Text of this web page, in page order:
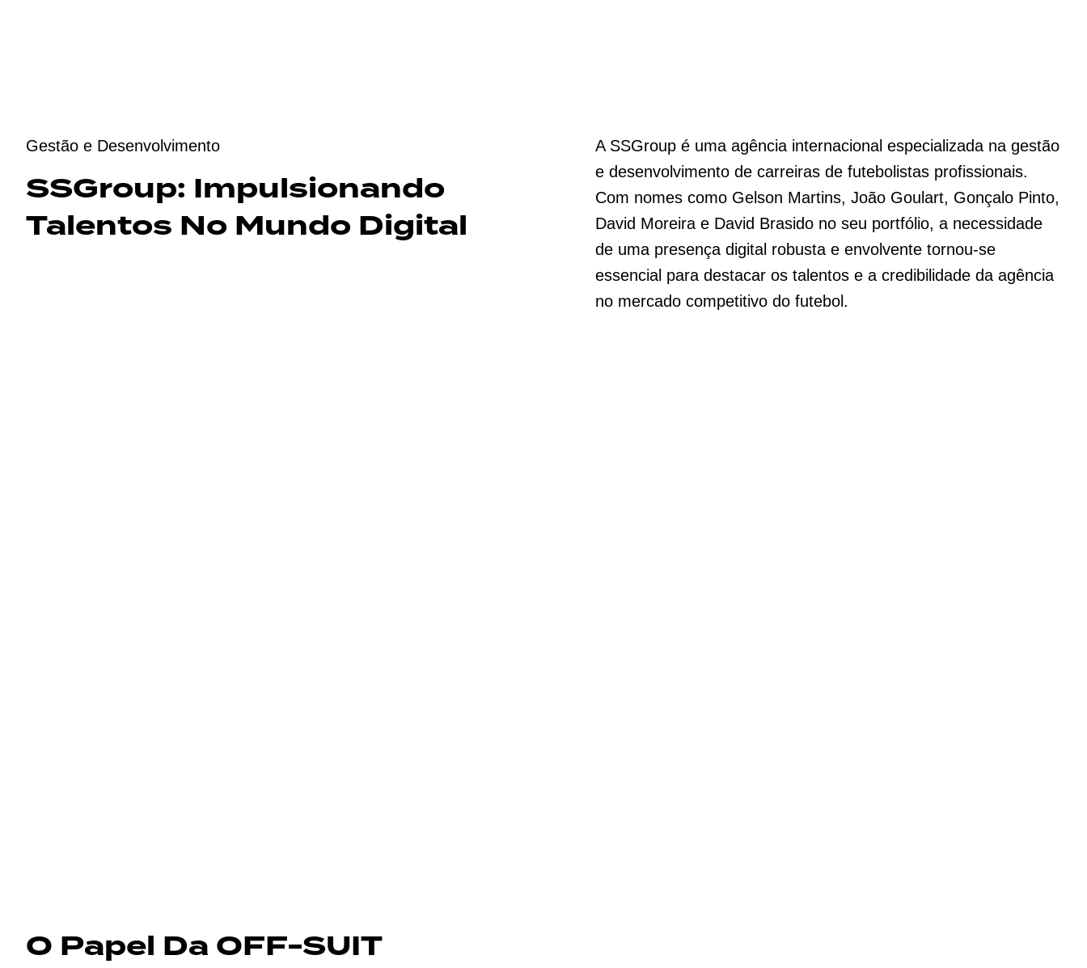
Gestão e Desenvolvimento
SSGroup: Impulsionando
Talentos No Mundo Digital
A SSGroup é uma agência internacional especializada na gestão
e desenvolvimento de carreiras de futebolistas profissionais.
Com nomes como Gelson Martins, João Goulart, Gonçalo Pinto,
David Moreira e David Brasido no seu portfólio, a necessidade
de uma presença digital robusta e envolvente tornou-se
essencial para destacar os talentos e a credibilidade da agência
no mercado competitivo do futebol.
O Papel Da OFF-SUIT